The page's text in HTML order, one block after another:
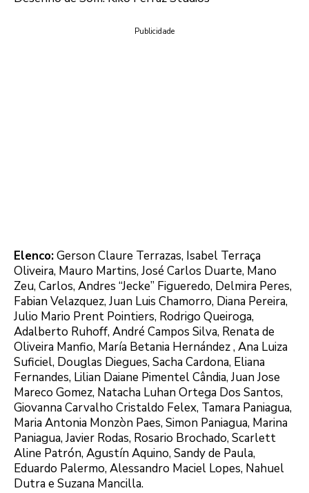
Publicidade
Elenco:Gerson Claure Terrazas, Isabel Terraça
Oliveira, Mauro Martins, José Carlos Duarte, Mano
Zeu, Carlos, Andres “Jecke” Figueredo, Delmira Peres,
Fabian Velazquez, Juan Luis Chamorro, Diana Pereira,
Julio Mario Prent Pointiers, Rodrigo Queiroga,
Adalberto Ruhoff, André Campos Silva, Renata de
Oliveira Manfio, María Betania Hernández , Ana Luiza
Suficiel, Douglas Diegues, Sacha Cardona, Eliana
Fernandes, Lilian Daiane Pimentel Cândia, Juan Jose
Mareco Gomez, Natacha Luhan Ortega Dos Santos,
Giovanna Carvalho Cristaldo Felex, Tamara Paniagua,
Maria Antonia Monzòn Paes, Simon Paniagua, Marina
Paniagua, Javier Rodas, Rosario Brochado, Scarlett
Aline Patrón, Agustín Aquino, Sandy de Paula,
Eduardo Palermo, Alessandro Maciel Lopes, Nahuel
Dutra e Suzana Mancilla.